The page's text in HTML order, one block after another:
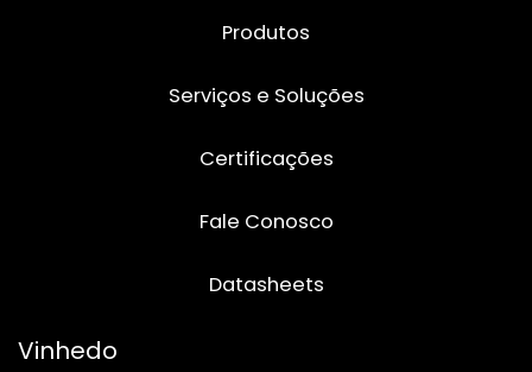
Produtos
Serviços e Soluções
Certificações
Fale Conosco
Datasheets
Vinhedo